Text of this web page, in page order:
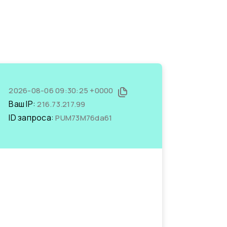
2026-08-06 09:30:25 +0000
Ваш IP:216.73.217.99
ID запроса:PUM73M76da61